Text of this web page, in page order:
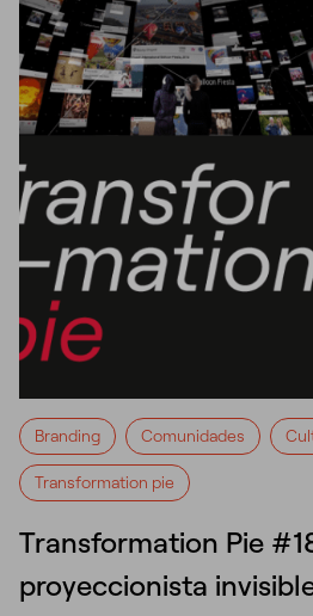
Branding Comunidades
Transformation pie
Transformation Pie
proyeccionista